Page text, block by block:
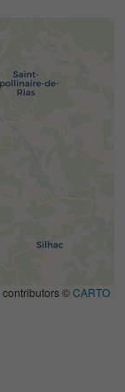
contributors ©CARTO